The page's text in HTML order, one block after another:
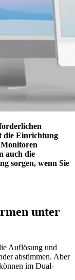
die Einrichtung
auch die
sorgen, wenn Sie
unter
Auflösung und
abstimmen. Aber
im Dual-